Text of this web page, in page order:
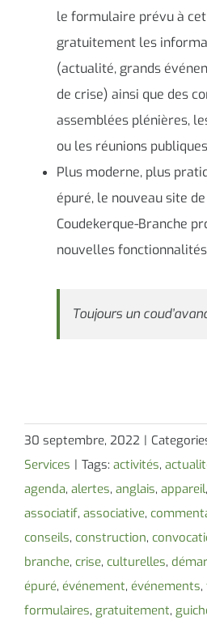
le formulaire prévu à
gratuitement les
(actualité, grands
de crise) ainsi que des
assemblées plénières,
ou les réunions
Plus moderne, plus
épuré, le nouveau site
Coudekerque-Branche
nouvelles
Toujours un
30 septembre, 2022 |
Services | Tags: activités,
agenda, alertes, anglais, appareil,
associatif, associative,
conseils, construction,
branche, crise, culturelles,
épuré, événement, événements,
formulaires, gratuitement,